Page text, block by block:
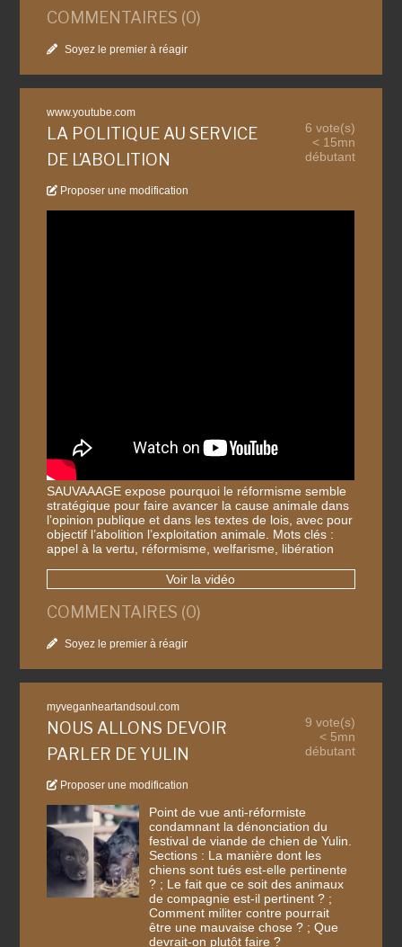
COMMENTAIRES (0)
Soyez le premier à réagir
www.youtube.com
LA POLITIQUE AU SERVICE
DE L’ABOLITION
Proposer une modification
6 vote(s)
< 15mn
débutant
SAUVAAAGE expose pourquoi le réformisme semble
stratégique pour faire avancer la cause animale dans
l’opinion publique et dans les textes de lois, avec pour
objectif l’abolition l’exploitation animale. Mots clés :
appel à la vertu, réformisme, welfarisme, libération
Voir la vidéo
COMMENTAIRES (0)
Soyez le premier à réagir
myveganheartandsoul.com
NOUS ALLONS DEVOIR
PARLER DE YULIN
Proposer une modification
9 vote(s)
< 5mn
débutant
Point de vue anti-réformiste
condamnant la dénonciation du
festival de viande de chien de Yulin.
Sections : La manière dont les
chiens sont tués est-elle pertinente
? ; Le fait que ce soit des animaux
de compagnie est-il pertinent ? ;
Comment militer contre pourrait
être une mauvaise chose ? ; Que
devrait-on plutôt faire ?